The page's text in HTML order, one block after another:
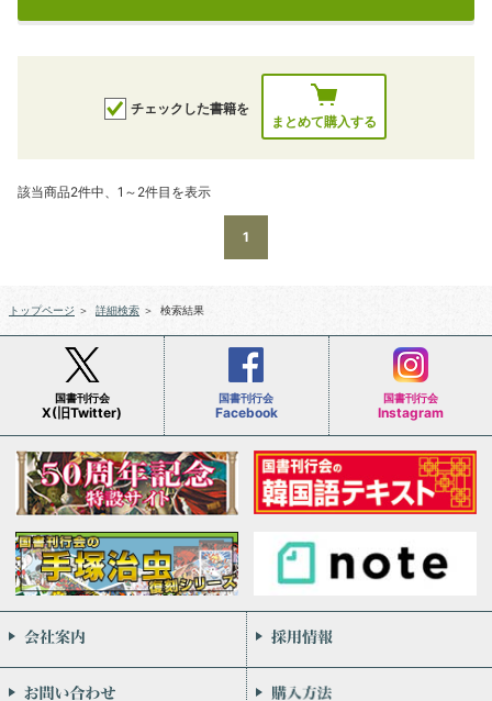
チェックした書籍を
まとめて購入する
該当商品2件中、1～2件目を表示
1
トップページ ＞ 詳細検索 ＞ 検索結果
国書刊行会
X(旧Twitter)
国書刊行会
Facebook
国書刊行会
Instagram
会社案内
お問い合わせ